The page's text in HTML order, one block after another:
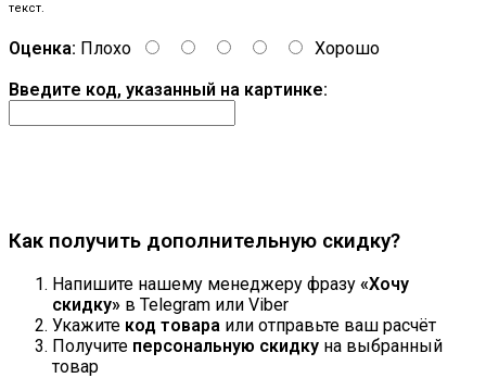
текст.
Оценка: Плохо
Хорошо
Введите код, указанный на картинке:
Как получить дополнительную скидку?
Напишите нашему менеджеру фразу «Хочу
скидку» в Telegram или Viber
Укажите код товара или отправьте ваш расчёт
Получите персональную скидку на выбранный
товар